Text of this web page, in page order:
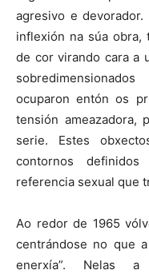
agresivo e
inflexión na súa obra,
de cor virando cara a
ocuparon entón os
tensión ameazadora,
serie. Estes
contornos
referencia sexual que
Ao redor de 1965
centrándose no que
enerxía”. Nelas a